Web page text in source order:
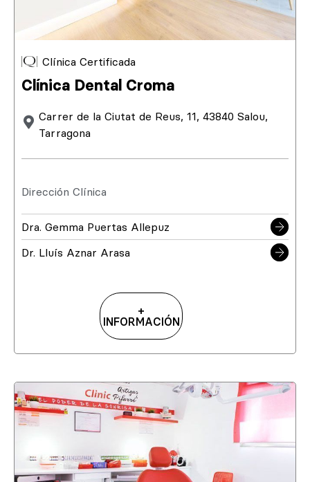
Clínica Certificada
Clínica Dental Croma
Carrer de la Ciutat de Reus, 11, 43840 Salou,
Tarragona
Dirección Clínica
Dra. Gemma Puertas Allepuz
Dr. Lluís Aznar Arasa
+
INFORMACIÓN